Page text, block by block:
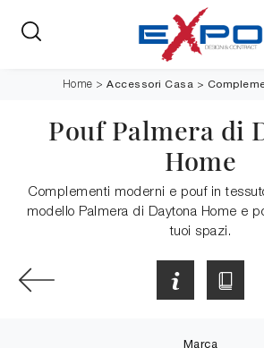
Home >Accessori Casa >
Pouf Palmera di
Home
Complementi moderni e pouf in
modello Palmera di Daytona Home e
tuoi spazi.
Marca